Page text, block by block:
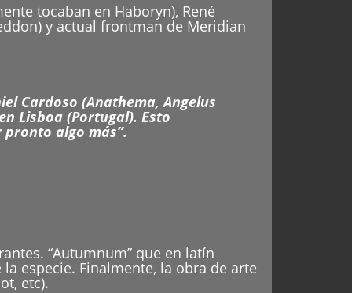
tocaban en Haboryn), René
y actual frontman de Meridian
Cardoso (Anathema, Angelus
Lisboa (Portugal). Esto
algo más”.
“Autumnum” que en latín
especie. Finalmente, la obra de arte
etc).